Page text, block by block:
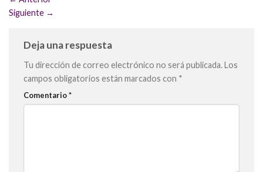
Siguiente →
Deja una respuesta
Tu dirección de correo electrónico no será publicada.Los
campos obligatorios están marcados con *
Comentario*